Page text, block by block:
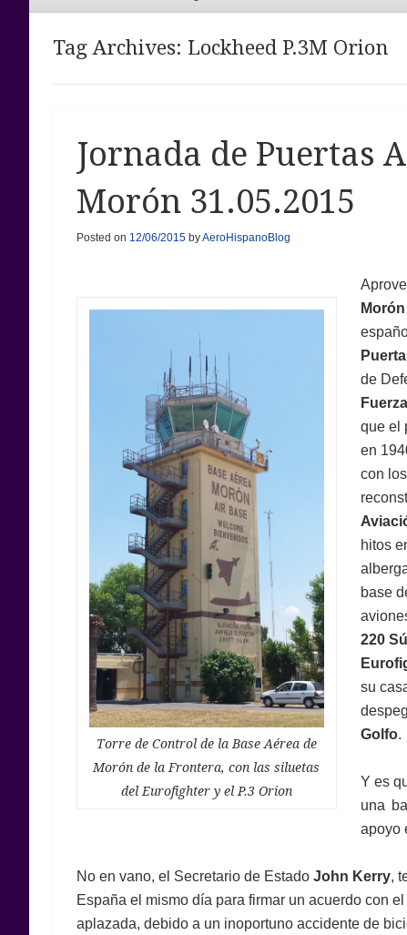
Tag Archives: Lockheed P.3M Orion
Jornada de Puertas
Morón 31.05.2015
Posted on 12/06/2015byAeroHispanoBlog
Torre de Control de la Base Aérea de
Morón de la Frontera, con las siluetas
del Eurofighter y el P.3 Orion
de
que el
en
con
hitos
base
220
su
Golfo.
Y es
una
apoyo
No en vano, el Secretario de Estado John Kerry,
España el mismo día para firmar un acuerdo con
aplazada, debido a un inoportuno accidente de